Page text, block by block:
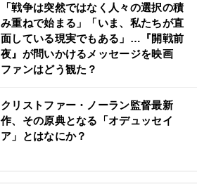
「戦争は突然ではなく人々の選択の積
み重ねで始まる」「いま、私たちが直
面している現実でもある」…『開戦前
夜』が問いかけるメッセージを映画
ファンはどう観た？
クリストファー・ノーラン監督最新
作、その原典となる「オデュッセイ
ア」とはなにか？